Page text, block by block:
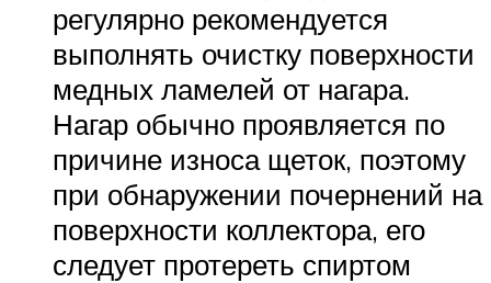
регулярно рекомендуется
выполнять очистку поверхности
медных ламелей от нагара.
Нагар обычно проявляется по
причине износа щеток, поэтому
при обнаружении почернений на
поверхности коллектора, его
следует протереть спиртом